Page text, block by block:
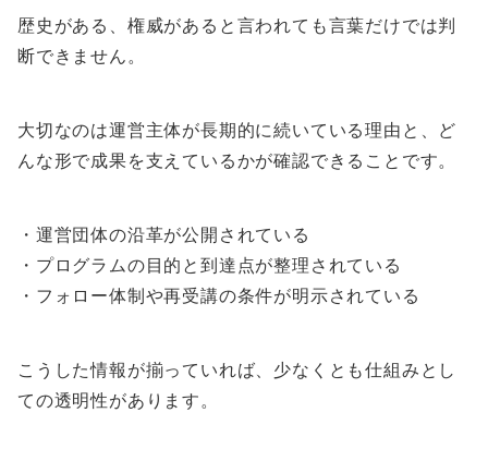
歴史がある、権威があると言われても言葉だけでは判
断できません。
大切なのは運営主体が長期的に続いている理由と、ど
んな形で成果を支えているかが確認できることです。
・運営団体の沿革が公開されている
・プログラムの目的と到達点が整理されている
・フォロー体制や再受講の条件が明示されている
こうした情報が揃っていれば、少なくとも仕組みとし
ての透明性があります。